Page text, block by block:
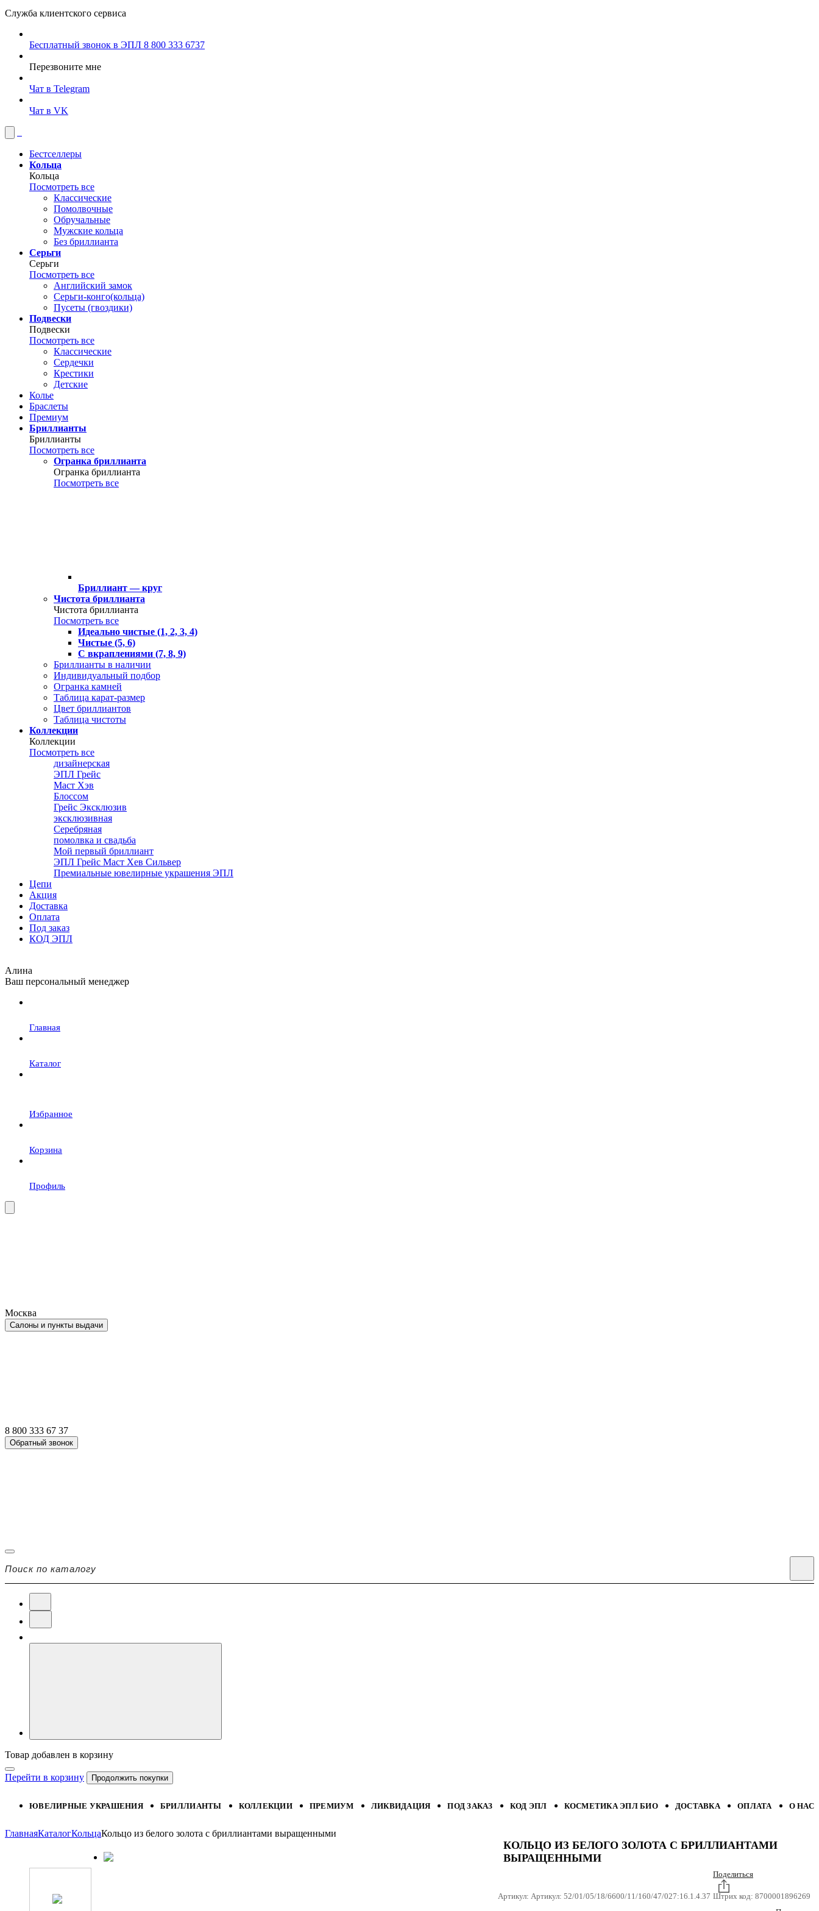
Служба клиентского сервиса
Бесплатный звонок в ЭПЛ 8 800 333 6737
Перезвоните мне
Чат в Telegram
Чат в VK
Бестселлеры
Кольца
Кольца
Посмотреть все
Классические
Помолвочные
Обручальные
Мужские кольца
Без бриллианта
Серьги
Серьги
Посмотреть все
Английский замок
Серьги-конго(кольца)
Пусеты (гвоздики)
Подвески
Подвески
Посмотреть все
Классические
Сердечки
Крестики
Детские
Колье
Браслеты
Премиум
Бриллианты
Бриллианты
Посмотреть все
Огранка бриллианта
Огранка бриллианта
Посмотреть все
Бриллиант — круг
Чистота бриллианта
Чистота бриллианта
Посмотреть все
Идеально чистые (1, 2, 3, 4)
Чистые (5, 6)
С вкраплениями (7, 8, 9)
Бриллианты в наличии
Индивидуальный подбор
Огранка камней
Таблица карат-размер
Цвет бриллиантов
Таблица чистоты
Коллекции
Коллекции
Посмотреть все
дизайнерская
ЭПЛ Грейс
Маст Хэв
Блоссом
Грейс Эксклюзив
эксклюзивная
Серебряная
помолвка и свадьба
Мой первый бриллиант
ЭПЛ Грейс Маст Хев Сильвер
Премиальные ювелирные украшения ЭПЛ
Цепи
Акция
Доставка
Оплата
Под заказ
КОД ЭПЛ
Алина
Ваш персональный менеджер
Главная
Каталог
Избранное
Корзина
Профиль
Москва
Салоны и пункты выдачи
8 800 333 67 37
Обратный звонок
Товар добавлен в корзину
Перейти в корзину Продолжить покупки
ЮВЕЛИРНЫЕ УКРАШЕНИЯ БРИЛЛИАНТЫ КОЛЛЕКЦИИ ПРЕМИУМ ЛИКВИДАЦИЯ ПОД ЗАКАЗ КОД ЭПЛ КОСМЕТИКА ЭПЛ БИО ДОСТАВКА ОПЛАТА О НАС
ГлавнаяКаталогКольцаКольцо из белого золота с бриллиантами выращенными
КОЛЬЦО ИЗ БЕЛОГО ЗОЛОТА С БРИЛЛИАНТАМИ
ВЫРАЩЕННЫМИ
Артикул: Артикул: 52/01/05/18/6600/11/160/47/027:16.1.4.37
Поделиться
Штрих код: 8700001896269